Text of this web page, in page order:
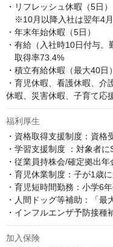
・リフレッシュ休暇（5日）
※10月以降入社は翌年4
・年末年始休暇（5日）
・有給（入社時10日付与。
取得率73.4%
・積立有給休暇（最大40日）
・育児休暇、看護休暇、
休暇、災害休暇、子育て応
福利厚生
・資格取得支援制度：資格
・学習支援制度 ：対象者
・従業員持株会/確定拠出
・育児休業制度：子が1歳
・育児短時間勤務：小学6
・人間ドッグ等補助：「
・インフルエンザ予防接種
加入保険